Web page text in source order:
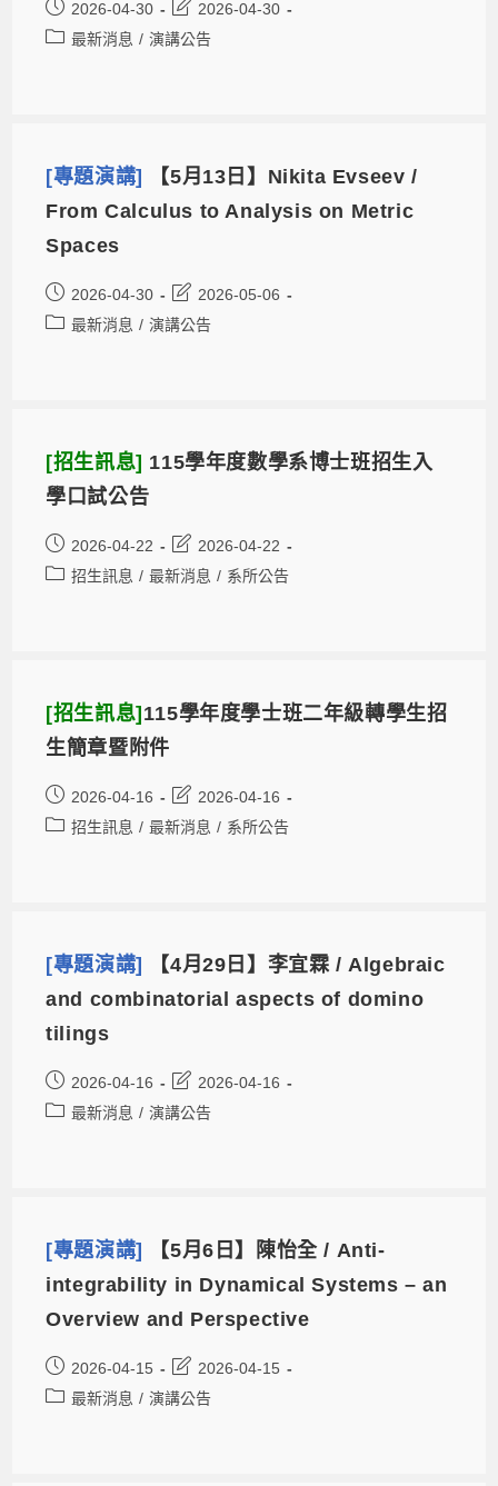
2026-04-30
2026-04-30
最新消息 / 演講公告
[專題演講]
【5月13日】Nikita Evseev /
From Calculus to Analysis on Metric
Spaces
2026-04-30
2026-05-06
最新消息 / 演講公告
[招生訊息] 115學年度數學系博士班招生入
學口試公告
2026-04-22
2026-04-22
招生訊息 / 最新消息 / 系所公告
[招生訊息]115學年度學士班二年級轉學生招
生簡章暨附件
2026-04-16
2026-04-16
招生訊息 / 最新消息 / 系所公告
[專題演講]
【4月29日】李宜霖 / Algebraic
and combinatorial aspects of domino
tilings
2026-04-16
2026-04-16
最新消息 / 演講公告
[專題演講]
【5月6日】陳怡全 / Anti-
integrability in Dynamical Systems – an
Overview and Perspective
2026-04-15
2026-04-15
最新消息 / 演講公告